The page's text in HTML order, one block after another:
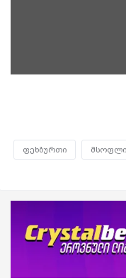
ფეხბურთი